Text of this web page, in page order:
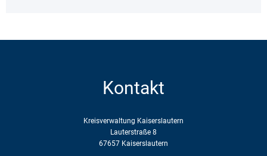
Kontakt
Kreisverwaltung Kaiserslautern
Lauterstraße 8
67657 Kaiserslautern